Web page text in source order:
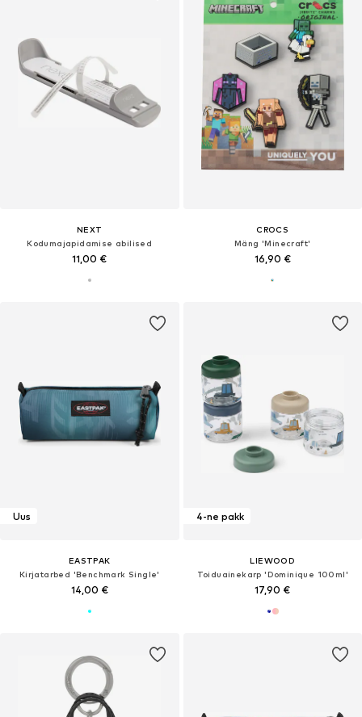
NEXT
Kodumajapidamise abilised
11,00 €
CROCS
Mäng 'Minecraft'
16,90 €
Uus
EASTPAK
Kirjatarbed 'Benchmark Single'
14,00 €
4-ne pakk
LIEWOOD
Toiduainekarp 'Dominique 100ml'
17,90 €